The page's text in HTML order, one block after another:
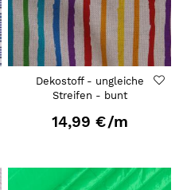
Dekostoff - ungleiche
Streifen - bunt
14,99 €/m